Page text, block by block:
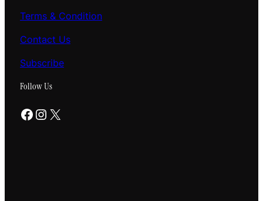
Terms & Condition
Contact Us
Subscribe
Follow Us
Facebook Instagram X